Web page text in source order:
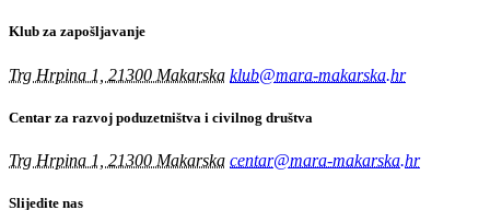
Klub za zapošljavanje
Trg Hrpina 1, 21300 Makarska klub@mara-makarska.hr
Centar za razvoj poduzetništva i civilnog društva
Trg Hrpina 1, 21300 Makarska centar@mara-makarska.hr
Slijedite nas